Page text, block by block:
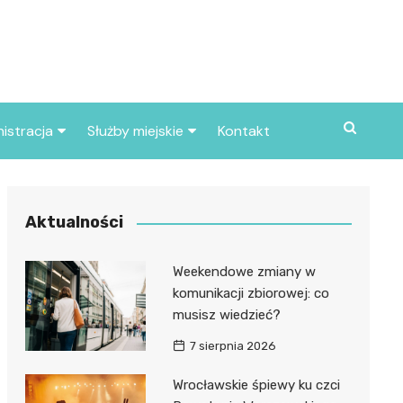
miasta
Służby miejskie
Policja
Kontakt
Aktualności
Weekendowe zmiany w
komunikacji zbiorowej: co
musisz wiedzieć?
7 sierpnia 2026
Wrocławskie śpiewy ku czci